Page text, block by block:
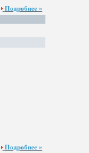
Подробнее »
Подробнее »